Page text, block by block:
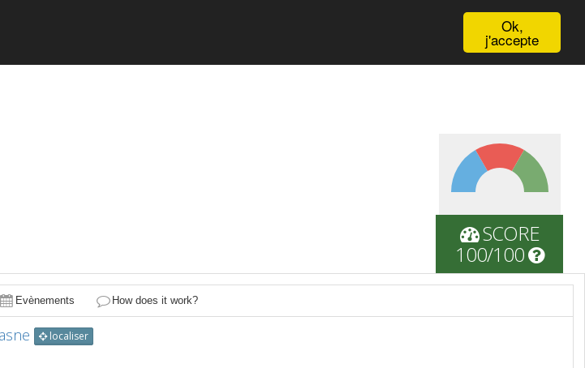
Ok,
j'accepte
SCORE
100/100
Evènements How does it work?
localiser